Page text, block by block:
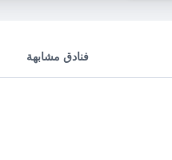
فنادق مشابهة